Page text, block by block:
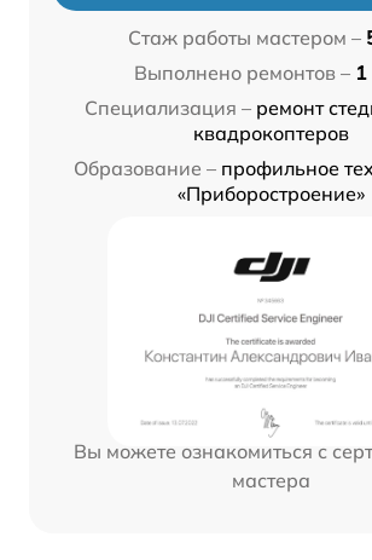
Стаж работы мастером –
Выполнено ремонтов –
Специализация – ремонт
квадрокоптеров
Образование – профильное
«Приборостроение»
Вы можете ознакомиться с
мастера